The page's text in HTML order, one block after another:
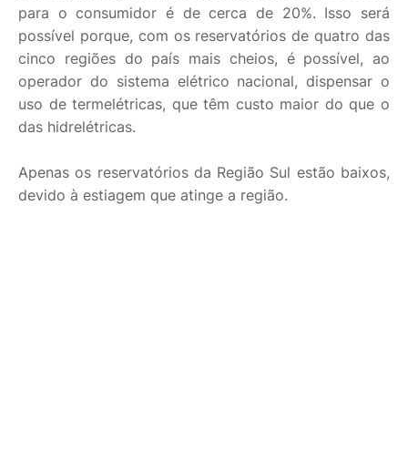
para o consumidor é de cerca de 20%. Isso será
possível porque, com os reservatórios de quatro das
cinco regiões do país mais cheios, é possível, ao
operador do sistema elétrico nacional, dispensar o
uso de termelétricas, que têm custo maior do que o
das hidrelétricas.
Apenas os reservatórios da Região Sul estão baixos,
devido à estiagem que atinge a região.